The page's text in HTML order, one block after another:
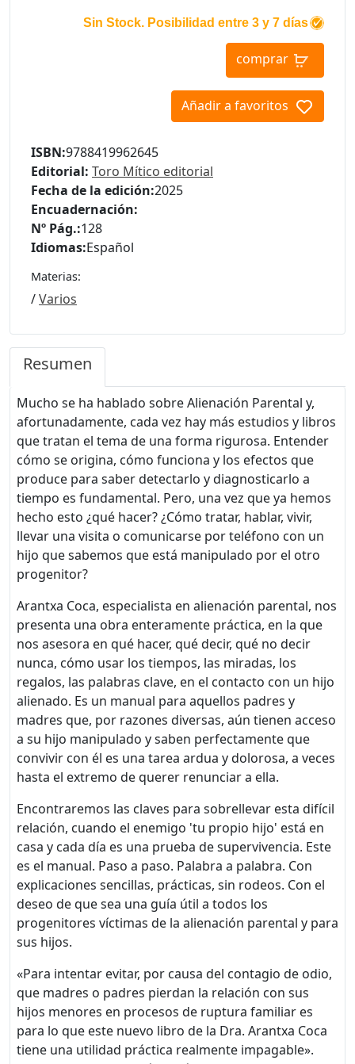
Sin Stock. Posibilidad entre 3 y 7 días
comprar
Añadir a favoritos
ISBN:9788419962645
Editorial: Toro Mítico editorial
Fecha de la edición:2025
Encuadernación:
Nº Pág.:128
Idiomas:Español
Materias:
/Varios
Resumen
Mucho se ha hablado sobre Alienación Parental y,
afortunadamente, cada vez hay más estudios y libros
que tratan el tema de una forma rigurosa. Entender
cómo se origina, cómo funciona y los efectos que
produce para saber detectarlo y diagnosticarlo a
tiempo es fundamental. Pero, una vez que ya hemos
hecho esto ¿qué hacer? ¿Cómo tratar, hablar, vivir,
llevar una visita o comunicarse por teléfono con un
hijo que sabemos que está manipulado por el otro
progenitor?
Arantxa Coca, especialista en alienación parental, nos
presenta una obra enteramente práctica, en la que
nos asesora en qué hacer, qué decir, qué no decir
nunca, cómo usar los tiempos, las miradas, los
regalos, las palabras clave, en el contacto con un hijo
alienado. Es un manual para aquellos padres y
madres que, por razones diversas, aún tienen acceso
a su hijo manipulado y saben perfectamente que
convivir con él es una tarea ardua y dolorosa, a veces
hasta el extremo de querer renunciar a ella.
Encontraremos las claves para sobrellevar esta difícil
relación, cuando el enemigo 'tu propio hijo' está en
casa y cada día es una prueba de supervivencia. Este
es el manual. Paso a paso. Palabra a palabra. Con
explicaciones sencillas, prácticas, sin rodeos. Con el
deseo de que sea una guía útil a todos los
progenitores víctimas de la alienación parental y para
sus hijos.
«Para intentar evitar, por causa del contagio de odio,
que madres o padres pierdan la relación con sus
hijos menores en procesos de ruptura familiar es
para lo que este nuevo libro de la Dra. Arantxa Coca
tiene una utilidad práctica realmente impagable».